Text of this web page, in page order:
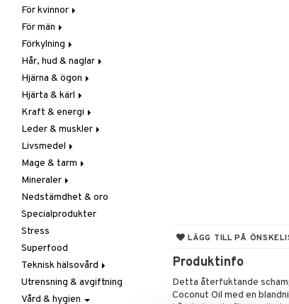
LÄGG TILL PÅ
Produktinfo
Detta återfuktande
Coconut Oil med en
Hudvård
Vitamin & mineral
För kvinnor
Graviditet & amning
Klimakterie & PMS
Näringstillskott
Övriga
Sex & lust
Skelett
Urinvägar
För män
Näringstillskott
Övriga
Prostata
Sex & lust
Förkylning
C-vitamin
Förebyggande &
lindrande
Hostdämpande
Öron, näsa & hals
Övriga
Virushämmande
Vitlök
Hår, hud & naglar
Hår
Kosttillskott
Sol & pigment
Hjärna & ögon
Fettsyror
Minne
Ögon
Hjärta & kärl
Ginkgo biloba
Kärlstärkande
Kolesterolsänkande
Marina fettsyror
Veg fettsyror
Kraft & energi
Ginseng
Övriga
Prestation
Q-10
Rosenrot
Schizandra
Leder & muskler
Kosttillskott
Utvärtes
Livsmedel
Bars
Choklad
Diverse
Drycker
Förvaring
Frukt, frö & nötter
Groddning
Kokos
Kryddor & buljong
Mage & tarm
Drycker
Fibrer
Matsmältning
Syrareglerande
Tarm
Utrensning
Mineraler
Järn
Kalcium
Krom
Magnesium
Multimineraler
Övriga
Selen
Nedstämdhet & oro
Specialprodukter
Stress
Superfood
Teknisk hälsovård
Ljusterapi
Luftfuktare
Utrensning & avgiftning
Vård & hygien